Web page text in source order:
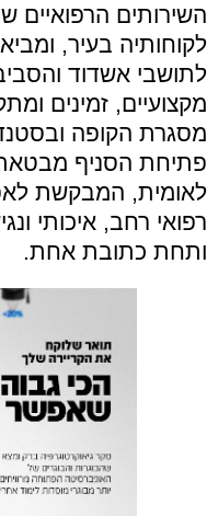
השירותים הרפואיים
לקוחותיה בעיר,
לתושבי אשדוד
מקצועיים, זמינים
מסגרת הקופה
פתיחת הסניף
לאומית, המבקשת
רפואי רחב, איכותי
ותחת כתובת אחת.